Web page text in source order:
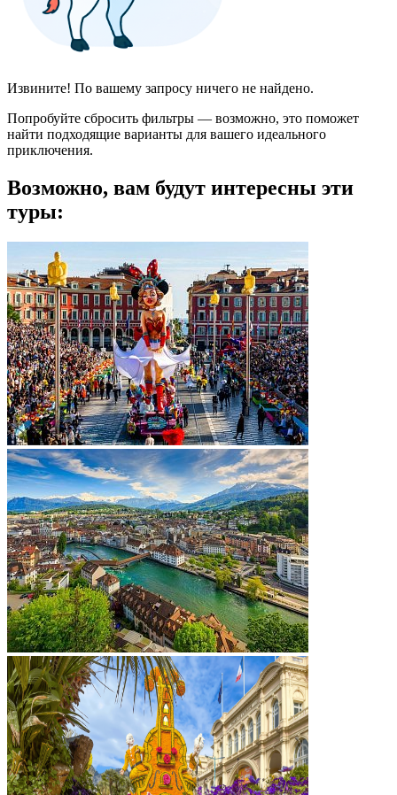
Извините! По вашему запросу ничего не найдено.
Попробуйте сбросить фильтры — возможно, это поможет
найти подходящие варианты для вашего идеального
приключения.
Возможно, вам будут интересны эти
туры: